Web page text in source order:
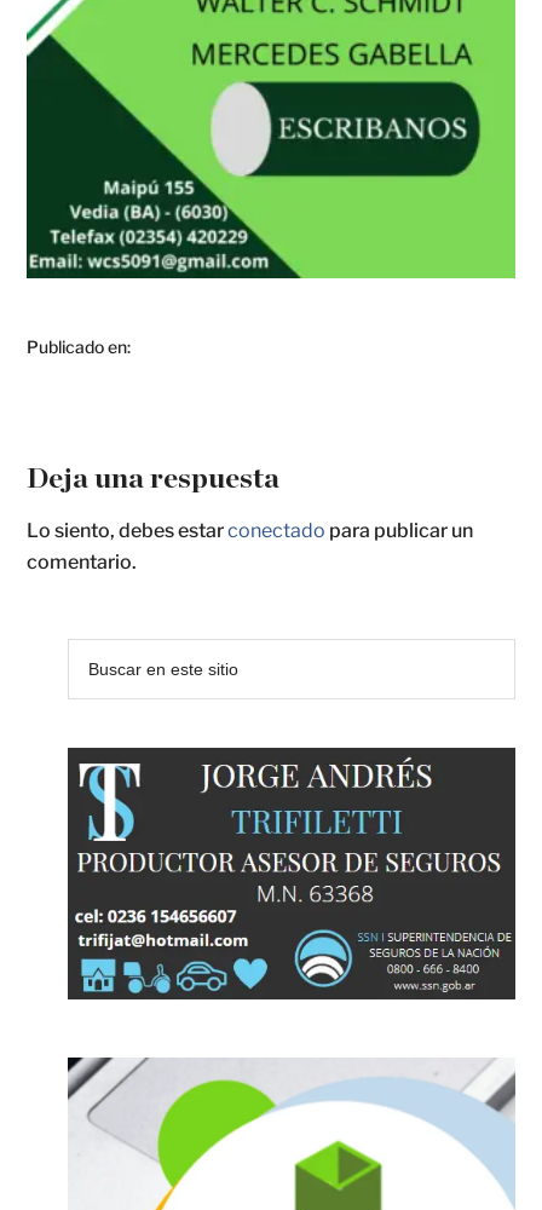
Publicado en:
Deja una respuesta
Lo siento, debes estarconectado para publicar un
comentario.